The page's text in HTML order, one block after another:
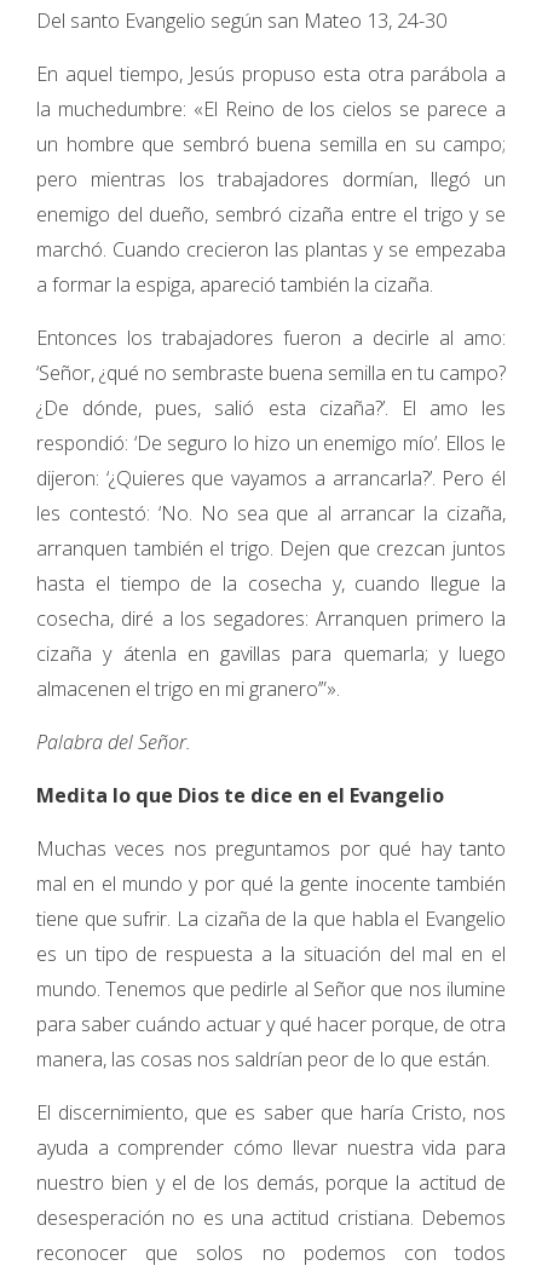
Del santo Evangelio según san Mateo 13, 24-30
En aquel tiempo, Jesús propuso esta otra parábola a
la muchedumbre: «El Reino de los cielos se parece a
un hombre que sembró buena semilla en su campo;
pero mientras los trabajadores dormían, llegó un
enemigo del dueño, sembró cizaña entre el trigo y se
marchó. Cuando crecieron las plantas y se empezaba
a formar la espiga, apareció también la cizaña.
Entonces los trabajadores fueron a decirle al amo:
‘Señor, ¿qué no sembraste buena semilla en tu campo?
¿De dónde, pues, salió esta cizaña?’. El amo les
respondió: ‘De seguro lo hizo un enemigo mío’. Ellos le
dijeron: ‘¿Quieres que vayamos a arrancarla?’. Pero él
les contestó: ‘No. No sea que al arrancar la cizaña,
arranquen también el trigo. Dejen que crezcan juntos
hasta el tiempo de la cosecha y, cuando llegue la
cosecha, diré a los segadores: Arranquen primero la
cizaña y átenla en gavillas para quemarla; y luego
almacenen el trigo en mi granero’”».
Palabra del Señor.
Medita lo que Dios te dice en el Evangelio
Muchas veces nos preguntamos por qué hay tanto
mal en el mundo y por qué la gente inocente también
tiene que sufrir. La cizaña de la que habla el Evangelio
es un tipo de respuesta a la situación del mal en el
mundo. Tenemos que pedirle al Señor que nos ilumine
para saber cuándo actuar y qué hacer porque, de otra
manera, las cosas nos saldrían peor de lo que están.
El discernimiento, que es saber que haría Cristo, nos
ayuda a comprender cómo llevar nuestra vida para
nuestro bien y el de los demás, porque la actitud de
desesperación no es una actitud cristiana. Debemos
reconocer que solos no podemos con todos